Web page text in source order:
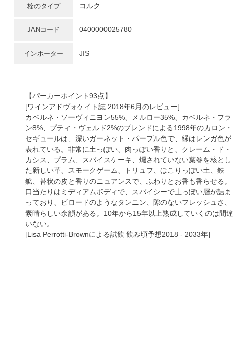
栓のタイプ コルク
JANコード 0400000025780
インポーター JIS
【パーカーポイント93点】
[ワインアドヴォケイト誌 2018年6月のレビュー]
カベルネ・ソーヴィニヨン55%、メルロー35%、カベルネ・フラ
ン8%、プティ・ヴェルド2%のブレンドによる1998年のカロン・
セギュールは、深いガーネット・パープル色で、縁はレンガ色が
表れている。非常に土っぽい、肉っぽい香りと、クレーム・ド・
カシス、プラム、スパイスケーキ、燻されていない葉巻を核とし
た新しい革、スモークゲーム、トリュフ、ほこりっぽい土、鉄
鉱、苔状の皮と香りのニュアンスで、ふわりとお香も香らせる。
口当たりはミディアムボディで、スパイシーで土っぽい層が詰ま
っており、ビロードのようなタンニン、隙のないフレッシュさ、
素晴らしい余韻がある。10年から15年以上熟成していくのは間違
いない。
[Lisa Perrotti-Brownによる試飲 飲み頃予想2018 - 2033年]